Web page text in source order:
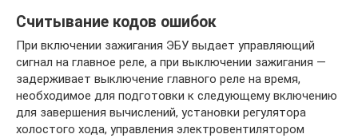
Считывание кодов ошибок
При включении зажигания ЭБУ выдает управляющий
сигнал на главное реле, а при выключении зажигания —
задерживает выключение главного реле на время,
необходимое для подготовки к следующему включению
для завершения вычислений, установки регулятора
холостого хода, управления электровентилятором